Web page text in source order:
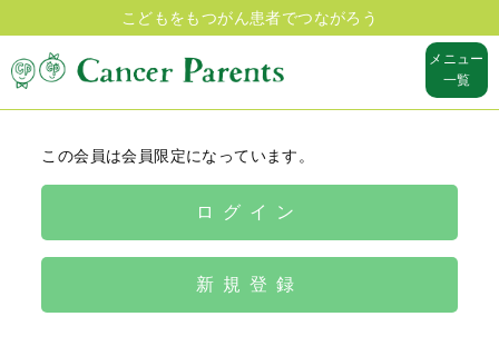
こどもをもつがん患者でつながろう
メニュー
一覧
この会員は会員限定になっています。
ログイン
新規登録